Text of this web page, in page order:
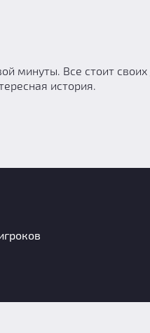
минуты. Все стоит
история.